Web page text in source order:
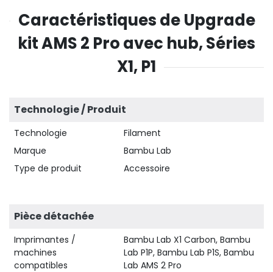
Caractéristiques de Upgrade
kit AMS 2 Pro avec hub, Séries
X1, P1
Technologie / Produit
Technologie
Filament
Marque
Bambu Lab
Type de produit
Accessoire
Pièce détachée
Imprimantes /
machines
compatibles
Bambu Lab X1 Carbon, Bambu
Lab P1P, Bambu Lab P1S, Bambu
Lab AMS 2 Pro